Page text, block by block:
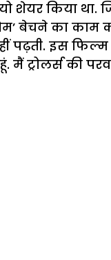
शेयर किया
बेचने का
इस
की